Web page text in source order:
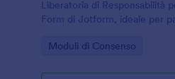
Liberatoria di Responsabilità
Form di Jotform, ideale per
e raccolta dati online.
Go to Category:
Moduli di Consenso